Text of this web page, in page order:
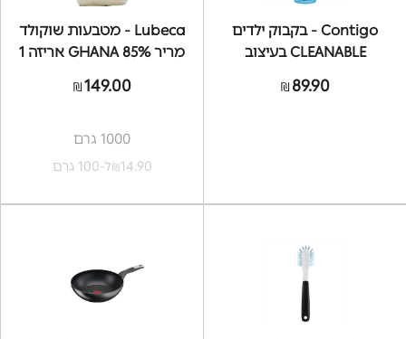
Contigo - בקבוק ילדים
CLEANABLE בעיצוב
₪ 89.90
Lubeca - מטבעות שוקולד
מריר 85% GHANA אריזה 1
₪149.00
1000 גרם
₪14.90 ל-100 גרם